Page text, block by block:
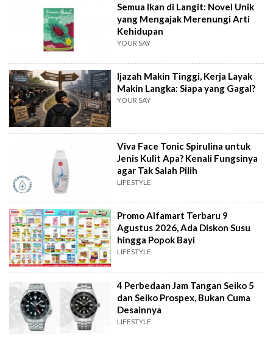
Semua Ikan di Langit: Novel Unik
yang Mengajak Merenungi Arti
Kehidupan
YOUR SAY
Ijazah Makin Tinggi, Kerja Layak
Makin Langka: Siapa yang Gagal?
YOUR SAY
Viva Face Tonic Spirulina untuk
Jenis Kulit Apa? Kenali Fungsinya
agar Tak Salah Pilih
LIFESTYLE
Promo Alfamart Terbaru 9
Agustus 2026, Ada Diskon Susu
hingga Popok Bayi
LIFESTYLE
4 Perbedaan Jam Tangan Seiko 5
dan Seiko Prospex, Bukan Cuma
Desainnya
LIFESTYLE